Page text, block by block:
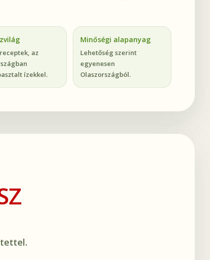
az
ízekkel.
Minőségi alapanyag
Lehetőség szerint
egyenesen
Olaszországból.